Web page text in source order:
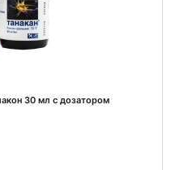
30 мл с дозатором